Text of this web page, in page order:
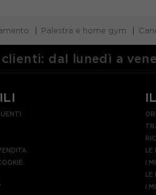
Palestra e home gym
dal lunedì a
I
I